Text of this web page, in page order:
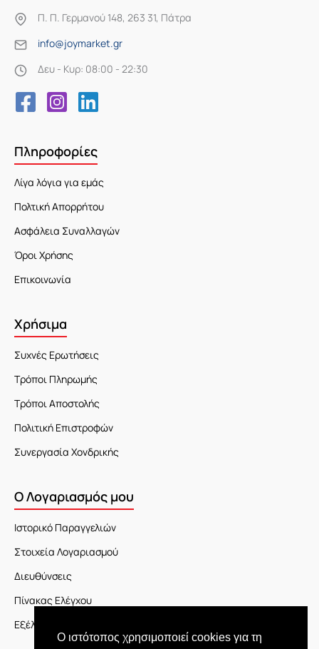
Ο ιστότοπος χρησιμοποιεί cookies για τη
Π. Π. Γερμανού 148, 263 31, Πάτρα
info@joymarket.gr
Δευ - Κυρ: 08:00 - 22:30
Πληροφορίες
Λίγα λόγια για εμάς
Πολτική Απορρήτου
Ασφάλεια Συναλλαγών
Όροι Χρήσης
Επικοινωνία
Χρήσιμα
Συχνές Ερωτήσεις
Τρόποι Πληρωμής
Τρόποι Αποστολής
Πολιτική Επιστροφών
Συνεργασία Χονδρικής
Ο Λογαριασμός μου
Ιστορικό Παραγγελιών
Στοιχεία Λογαριασμού
Διευθύνσεις
Πίνακας Ελέγχου
Εξέλιξη Παραγγελίας